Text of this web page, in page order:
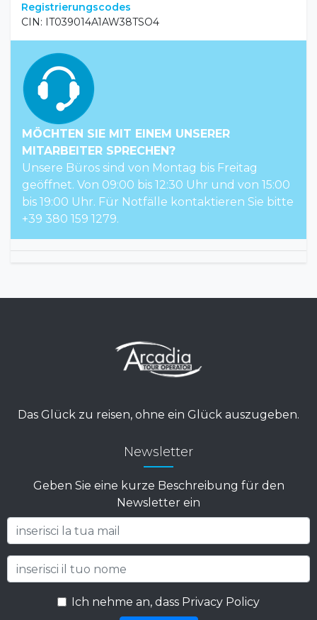
Registrierungscodes
CIN: IT039014A1AW38TSO4
MÖCHTEN SIE MIT EINEM UNSERER
MITARBEITER SPRECHEN?
Unsere Büros sind von Montag bis Freitag
geöffnet. Von 09:00 bis 12:30 Uhr und von 15:00
bis 19:00 Uhr. Für Notfälle kontaktieren Sie bitte
+39 380 159 1279.
Das Glück zu reisen, ohne ein Glück auszugeben.
Newsletter
Geben Sie eine kurze Beschreibung für den
Newsletter ein
Ich nehme an, dass Privacy Policy